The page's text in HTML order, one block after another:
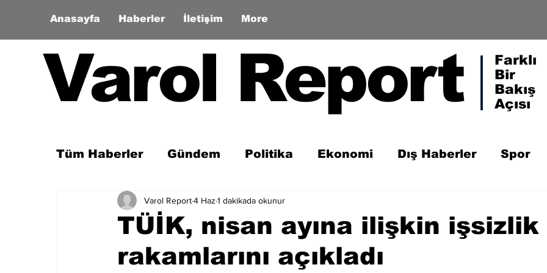
Anasayfa Haberler İletişim More
Varol Report
Farklı
Bir
Bakış
Açısı
Tüm Haberler Gündem Politika Ekonomi Dış Haberler Spor
Son Dakika Zaman Tüneli
TÜİK, nisan ayına ilişkin işsizlik
rakamlarını açıkladı
Varol Report4 Haz 1 dakikada okunur